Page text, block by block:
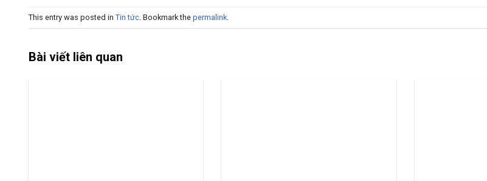
This entry was posted in Tin tức . Bookmark the permalink
Bài viết liên quan